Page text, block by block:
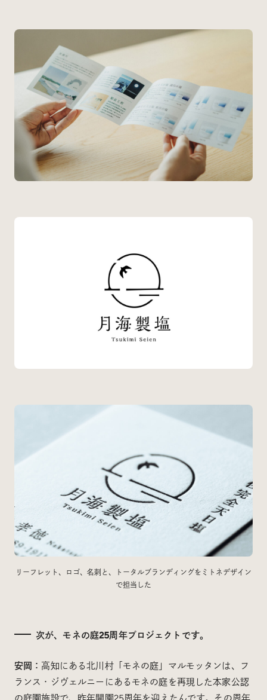
リーフレット、ロゴ、名刺と、トータルブランディングをミトネデザイン
で担当した
次が、モネの庭25周年プロジェクトです。
安岡： 高知にある北川村「モネの庭」マルモッタンは、フ
ランス・ジヴェルニーにあるモネの庭を再現した本家公認
の庭園施設で、昨年開園25周年を迎えたんです。その周年